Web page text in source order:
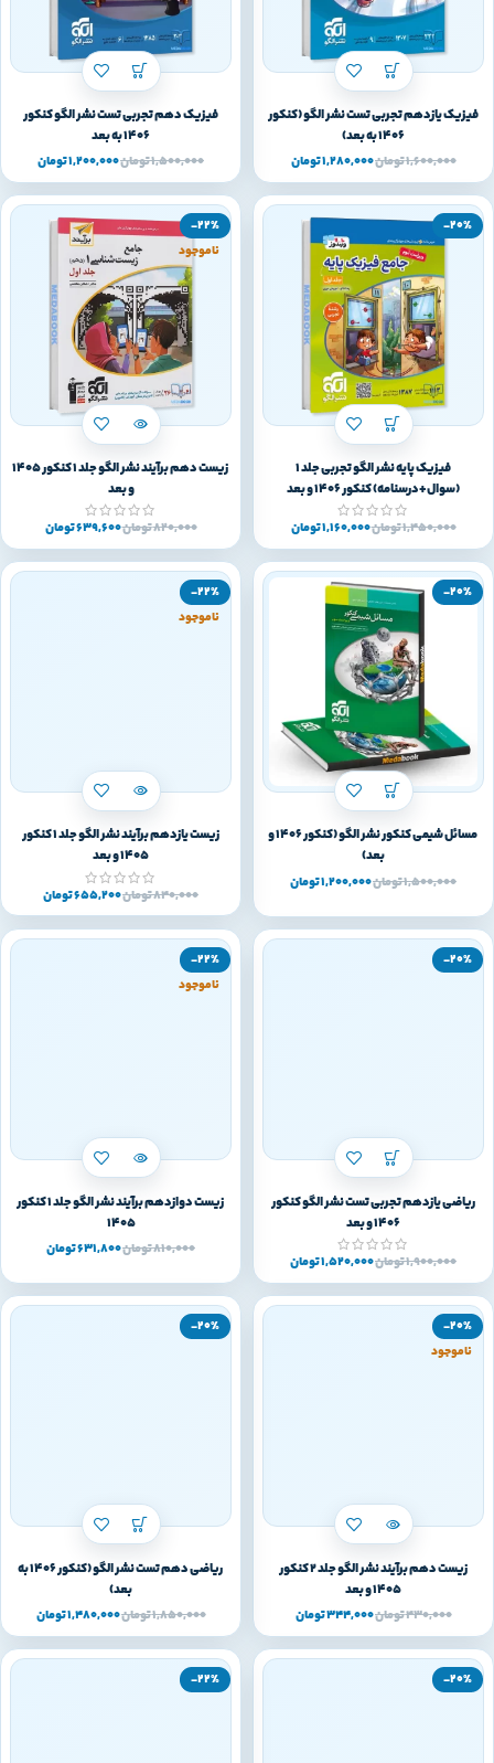
فیزیک یازدهم تجربی تست نشر الگو (کنکور
1406 به بعد)
1,600,000تومان1,280,000تومان
فیزیک دهم تجربی تست نشر الگو کنکور
1406 به بعد
1,500,000تومان1,200,000تومان
-20%
فیزیک پایه نشر الگو تجربی جلد 1
(سوال+درسنامه) کنکور 1406 و بعد
1,450,000تومان1,160,000تومان
-22%
ناموجود
زیست دهم برآیند نشر الگو جلد 1 کنکور 1405
و بعد
820,000تومان639,600تومان
-20%
مسائل شیمی کنکور نشر الگو (کنکور 1406 و
بعد)
1,500,000تومان1,200,000تومان
-22%
ناموجود
زیست یازدهم برآیند نشر الگو جلد 1 کنکور
1405 و بعد
840,000تومان655,200تومان
-20%
ریاضی یازدهم تجربی تست نشر الگو کنکور
1406 و بعد
1,900,000تومان1,520,000تومان
-22%
ناموجود
زیست دوازدهم برآیند نشر الگو جلد 1 کنکور
1405
810,000تومان631,800تومان
-20%
ناموجود
زیست دهم برآیند نشر الگو جلد 2 کنکور
1405 و بعد
430,000تومان344,000تومان
-20%
ریاضی دهم تست نشر الگو (کنکور 1406 به
بعد)
1,850,000تومان1,480,000تومان
-20%
-22%